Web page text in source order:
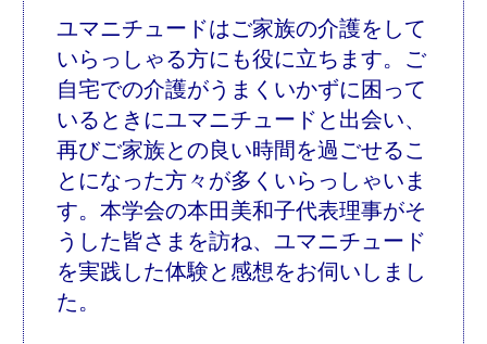
ユマニチュードはご家族の介護をして
いらっしゃる方にも役に立ちます。ご
自宅での介護がうまくいかずに困って
いるときにユマニチュードと出会い、
再びご家族との良い時間を過ごせるこ
とになった方々が多くいらっしゃいま
す。本学会の本田美和子代表理事がそ
うした皆さまを訪ね、ユマニチュード
を実践した体験と感想をお伺いしまし
た。